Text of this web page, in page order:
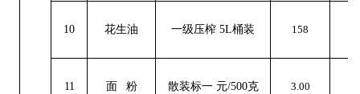
10 花生油 一级压榨 5L桶装 158
11 面 粉 散装标一 元/500克 3.00